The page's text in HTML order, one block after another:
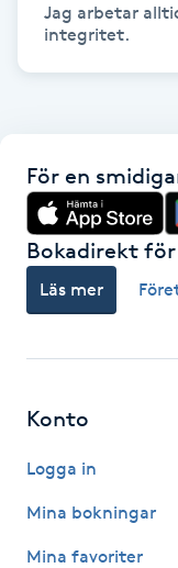
Hälsprickor
Idrottsmassage
Jag arbetar
integritet.
För en
Bokadirekt
Läs mer
Konto
Logga in
Mina bokningar
Mina favoriter